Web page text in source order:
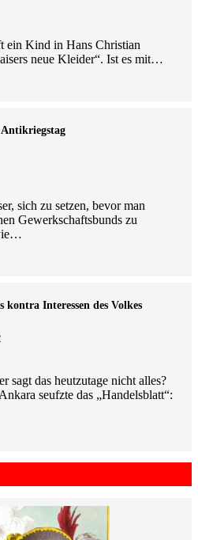
ein Kind in Hans Christian
neue Kleider“. Ist es mit…
sich zu setzen, bevor man
Gewerkschaftsbunds zu
Inte­ressen des Volkes
sagt das heutzutage nicht alles?
seufzte das „Handelsblatt“: